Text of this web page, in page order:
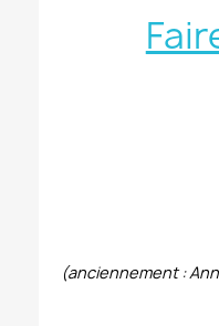
(anciennement :